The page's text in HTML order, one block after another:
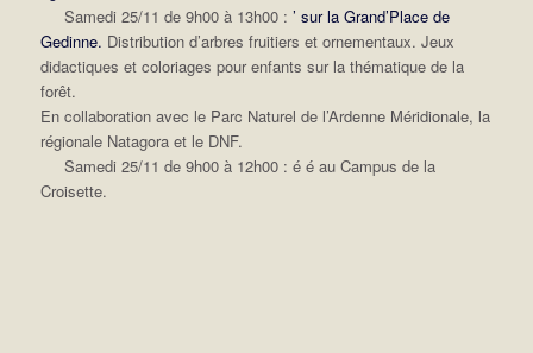
Samedi 25/11 de 9h00 à 13h00 : ’ sur la Grand’Place de
Gedinne. Distribution d’arbres fruitiers et ornementaux. Jeux
didactiques et coloriages pour enfants sur la thématique de la
forêt.
En collaboration avec le Parc Naturel de l’Ardenne Méridionale, la
régionale Natagora et le DNF.
Samedi 25/11 de 9h00 à 12h00 : é é au Campus de la
Croisette.